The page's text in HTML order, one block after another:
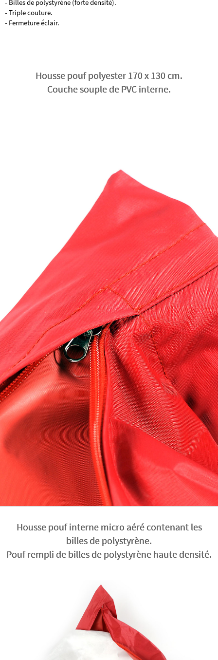
- Billes de polystyrène (forte densité).
- Triple couture.
- Fermeture éclair.
Housse pouf polyester 170 x 130 cm.
Couche souple de PVC interne.
Housse pouf interne micro aéré contenant les
billes de polystyrène.
Pouf rempli de billes de polystyrène haute densité.